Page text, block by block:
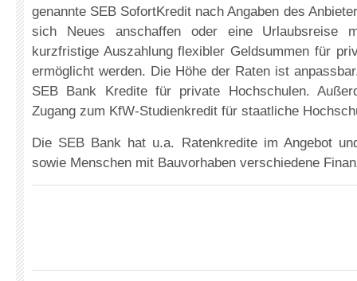
genannte SEB SofortKredit nach Angaben des
sich Neues anschaffen oder eine Urlaubsreise
kurzfristige Auszahlung flexibler Geldsummen für
ermöglicht werden. Die Höhe der Raten ist
SEB Bank Kredite für private Hochschulen.
Zugang zum KfW-Studienkredit für staatliche
Die SEB Bank hat u.a. Ratenkredite im Angebot
sowie Menschen mit Bauvorhaben verschiedene